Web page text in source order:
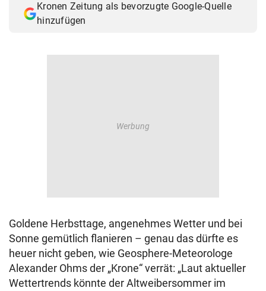
Kronen Zeitung als bevorzugte Google-Quelle
hinzufügen
Goldene Herbsttage, angenehmes Wetter und bei
Sonne gemütlich flanieren – genau das dürfte es
heuer nicht geben, wie Geosphere-Meteorologe
Alexander Ohms der „Krone“ verrät: „Laut aktueller
Wettertrends könnte der Altweibersommer im